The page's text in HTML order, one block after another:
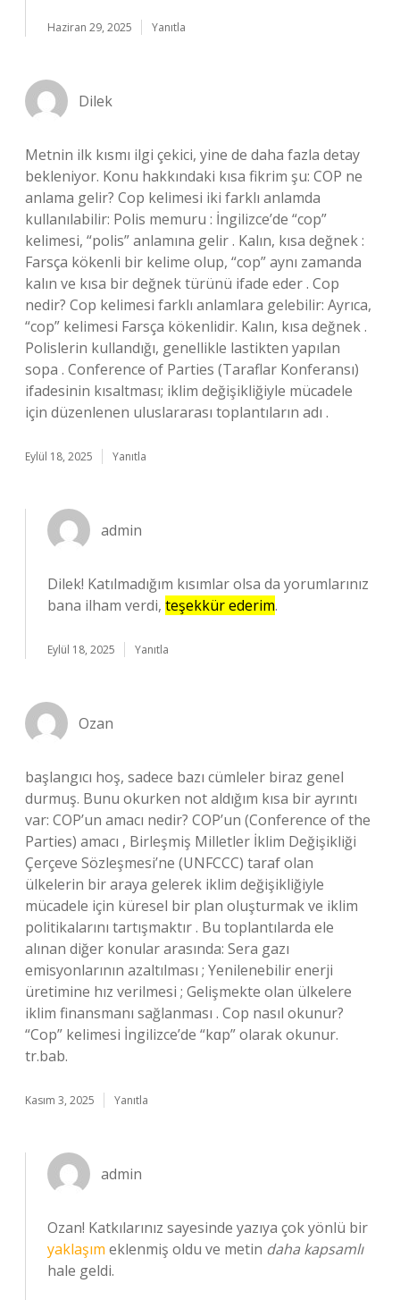
Haziran 29, 2025 Yanıtla
Dilek
Metnin ilk kısmı ilgi çekici, yine de daha fazla detay
bekleniyor. Konu hakkındaki kısa fikrim şu: COP ne
anlama gelir? Cop kelimesi iki farklı anlamda
kullanılabilir: Polis memuru : İngilizce’de “cop”
kelimesi, “polis” anlamına gelir . Kalın, kısa değnek :
Farsça kökenli bir kelime olup, “cop” aynı zamanda
kalın ve kısa bir değnek türünü ifade eder . Cop
nedir? Cop kelimesi farklı anlamlara gelebilir: Ayrıca,
“cop” kelimesi Farsça kökenlidir. Kalın, kısa değnek .
Polislerin kullandığı, genellikle lastikten yapılan
sopa . Conference of Parties (Taraflar Konferansı)
ifadesinin kısaltması; iklim değişikliğiyle mücadele
için düzenlenen uluslararası toplantıların adı .
Eylül 18, 2025 Yanıtla
admin
Dilek! Katılmadığım kısımlar olsa da yorumlarınız
bana ilham verdi, teşekkür ederim.
Eylül 18, 2025 Yanıtla
Ozan
başlangıcı hoş, sadece bazı cümleler biraz genel
durmuş. Bunu okurken not aldığım kısa bir ayrıntı
var: COP’un amacı nedir? COP’un (Conference of the
Parties) amacı , Birleşmiş Milletler İklim Değişikliği
Çerçeve Sözleşmesi’ne (UNFCCC) taraf olan
ülkelerin bir araya gelerek iklim değişikliğiyle
mücadele için küresel bir plan oluşturmak ve iklim
politikalarını tartışmaktır . Bu toplantılarda ele
alınan diğer konular arasında: Sera gazı
emisyonlarının azaltılması ; Yenilenebilir enerji
üretimine hız verilmesi ; Gelişmekte olan ülkelere
iklim finansmanı sağlanması . Cop nasıl okunur?
“Cop” kelimesi İngilizce’de “kɑp” olarak okunur.
tr.bab.
Kasım 3, 2025 Yanıtla
admin
Ozan! Katkılarınız sayesinde yazıya çok yönlü bir
yaklaşım eklenmiş oldu ve metin daha kapsamlı
hale geldi.